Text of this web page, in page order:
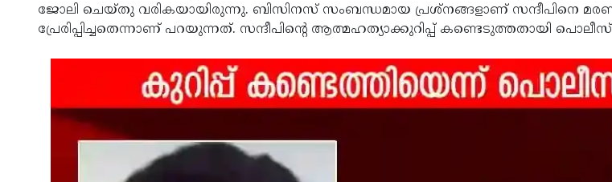
ജോലി ചെയ്തു വരികയായിരുന്നു. ബിസിനസ് സംബന്ധമായ പ്രശ്‌നങ്ങളാണ് സന്ദീപിനെ
പ്രേരിപ്പിച്ചതെന്നാണ് പറയുന്നത്. സന്ദീപിന്റെ ആത്മഹത്യാക്കുറിപ്പ് കണ്ടെടുത്തതായി